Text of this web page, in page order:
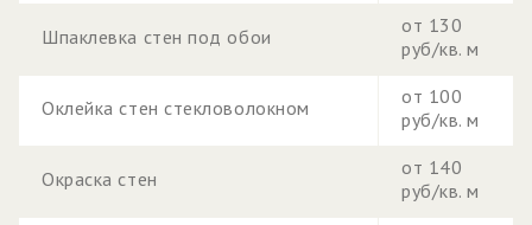
Шпаклевка стен под обои
от 130
руб/кв. м
Оклейка стен стекловолокном
от 100
руб/кв. м
Окраска стен
от 140
руб/кв. м